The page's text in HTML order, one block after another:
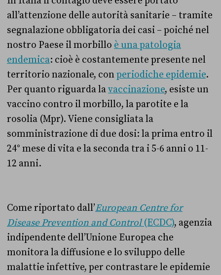
all’attenzione delle autorità sanitarie – tramite
segnalazione obbligatoria dei casi – poiché nel
nostro Paese il morbillo è una patologia
endemica: cioè è costantemente presente nel
territorio nazionale, conperiodiche epidemie.
Per quanto riguarda lavaccinazione, esiste un
vaccino contro il morbillo, la parotite e la
rosolia (Mpr). Viene consigliata la
somministrazione di due dosi: la prima entro il
24° mese di vita e la seconda tra i 5-6 anni o 11-
12 anni.
Come riportato dall’European Centre for
Disease Prevention and Control(ECDC), agenzia
indipendente dell’Unione Europea che
monitora la diffusione e lo sviluppo delle
malattie infettive, per contrastare le epidemie